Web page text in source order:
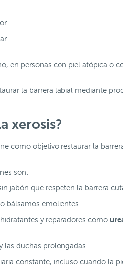
en personas con piel atópica o
la barrera labial mediante
xerosis?
como objetivo restaurar la
son:
jabón que respeten la barrera
bálsamos emolientes.
y reparadores como
las duchas prolongadas.
constante, incluso cuando la